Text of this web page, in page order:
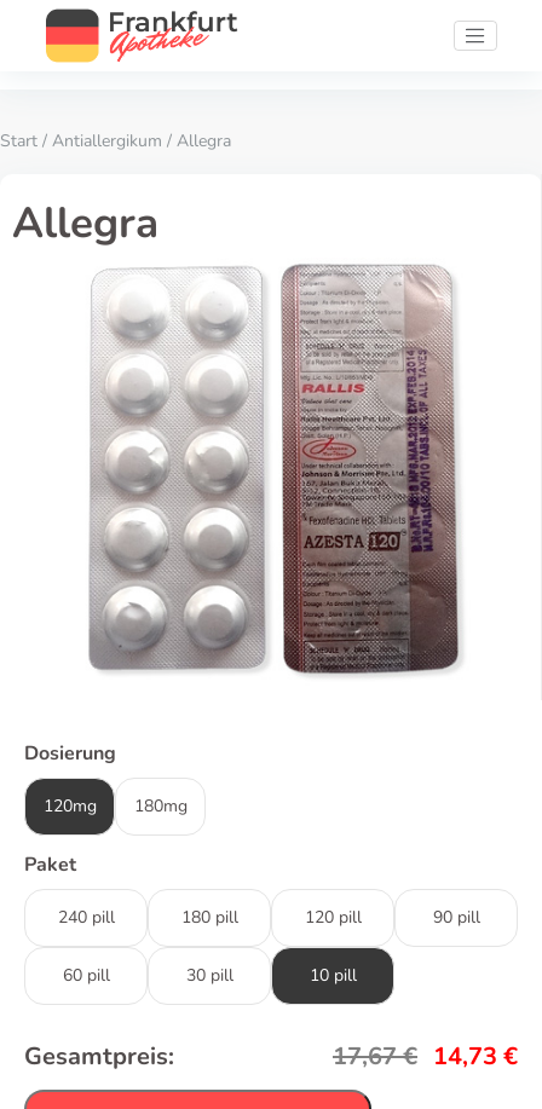
Start / Antiallergikum / Allegra
Allegra
Dosierung
120mg 180mg
Paket
240 pill 180 pill 120 pill 90 pill
60 pill 30 pill 10 pill
Gesamtpreis: 17,67€ 14,73 €